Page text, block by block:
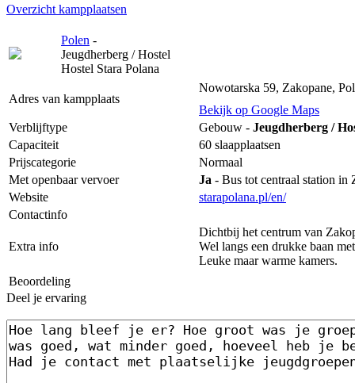
Overzicht kampplaatsen
Polen -
Jeugdherberg / Hostel
Hostel Stara Polana
Adres van kampplaats
Nowotarska 59, Zakopane,
Bekijk op Google Maps
Verblijftype
Gebouw - Jeugdherberg /
Capaciteit
60 slaapplaatsen
Prijscategorie
Normaal
Met openbaar vervoer
Ja - Bus tot centraal station in
Website
starapolana.pl/en/
Contactinfo
Extra info
Dichtbij het centrum van
Wel langs een drukke baan
Leuke maar warme kamers.
Beoordeling
Deel je ervaring